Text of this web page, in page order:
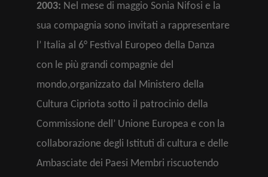
2003: Nel mese di maggio Sonia Nifosi e la
sua compagnia sono invitati a rappresentare
l’ Italia al 6° Festival Europeo della Danza
con le più grandi compagnie del
mondo,organizzato dal Ministero della
Cultura Cipriota sotto il patrocinio della
Commissione dell’ Unione Europea e con la
collaborazione degli Istituti di cultura e delle
Ambasciate dei Paesi Membri riscuotendo